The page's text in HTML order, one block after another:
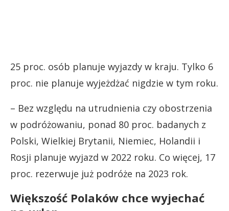
25 proc. osób planuje wyjazdy w kraju. Tylko 6
proc. nie planuje wyjeżdżać nigdzie w tym roku.
– Bez względu na utrudnienia czy obostrzenia
w podróżowaniu, ponad 80 proc. badanych z
Polski, Wielkiej Brytanii, Niemiec, Holandii i
Rosji planuje wyjazd w 2022 roku. Co więcej, 17
proc. rezerwuje już podróże na 2023 rok.
Większość Polaków chce wyjechać